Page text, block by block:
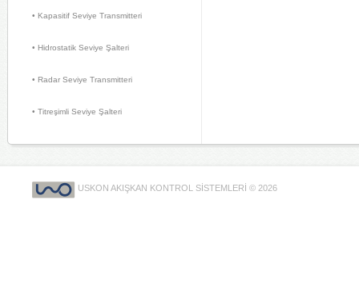
• Kapasitif Seviye Transmitteri
• Hidrostatik Seviye Şalteri
• Radar Seviye Transmitteri
• Titreşimli Seviye Şalteri
USKON AKIŞKAN KONTROL SİSTEMLERİ © 2026